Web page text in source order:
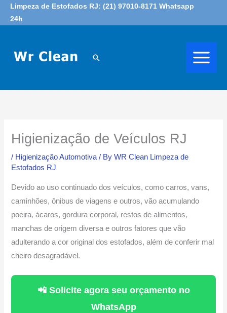
SkipLimpeza de Estofados RJ: (21) 97010-8171 Whatsapp
24h
Search
Higienização de Veículos RJ
/ Higienização Automotiva/ ByWR Clean Limpeza de
Estofados RJ
Devido ao uso continuado dos veículos, como carros, vans,
caminhões, ônibus de viagens e outros, vão acumulando
poeira, ácaros, gordura corporal, restos de alimentos,
manchas de origem diversa e outros fatores que vão
adulterando a cor original dos estofados, além de conferir mal
cheiro desagradável.
📲 Solicite agora seu orçamento no
WhatsApp